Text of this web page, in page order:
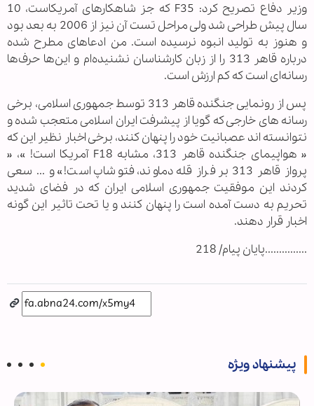
وزیر دفاع تصریح کرد: F35 که جز شاهکارهای آمریکاست، 10
سال پیش طراحی شد ولی مراحل تست آن نیز از 2006 به بعد بود
و هنوز به تولید انبوه نرسیده است. من ادعاهای مطرح شده
درباره قاهر 313 را از زبان کارشناسان نشنیده‌ام و این‌ها حرف‌ها
رسانه‌ای است که کم ارزش است.
پس از رونمایی جنگنده قاهر 313 توسط جمهوری اسلامی، برخی
رسانه های خارجی که گویا از پیشرفت ایران اسلامی متعجب شده و
نتوانسته اند عصبانیت خود را پنهان کنند، برخی اخبار نظیر این که
« هواپیمای جنگنده قاهر 313، مشابه F18 آمریکا است! »، «
پرواز قاهر 313 بر فراز قله دماوند، فتوشاپ است!» و ... سعی
کردند این موفقیت جمهوری اسلامی ایران که در فضای شدید
تحریم به دست آمده است را پنهان کنند و یا تحت تاثیر این گونه
اخبار قرار دهند.
...............پایان پیام/ 218
پیشنهاد ویژه